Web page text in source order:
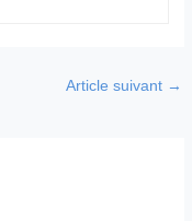
Article suivant →